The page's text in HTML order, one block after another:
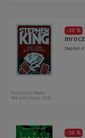
-30 %
Stephen
Prószyński Media
Rok publikacji: 2026
-30 %